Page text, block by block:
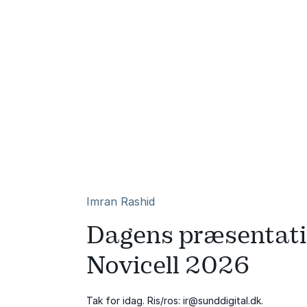
Imran Rashid
Dagens
Novicell 2026
Tak for idag. Ris/ros: ir@sunddigital.dk.